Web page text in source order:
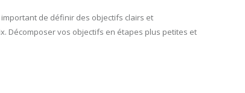
de définir des objectifs clairs et
Décomposer vos objectifs en étapes plus petites et